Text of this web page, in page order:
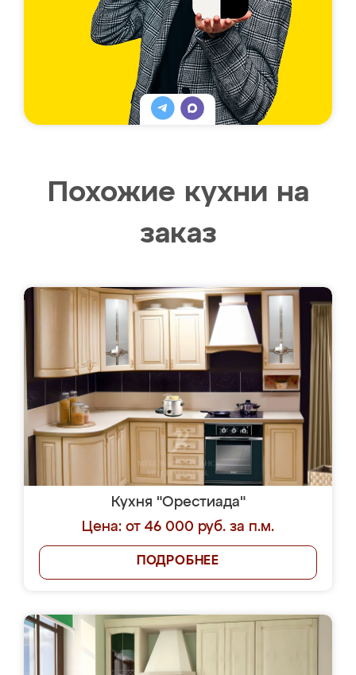
Похожие кухни на
заказ
Кухня "Орестиада"
Цена: от 46 000 руб. за п.м.
ПОДРОБНЕЕ